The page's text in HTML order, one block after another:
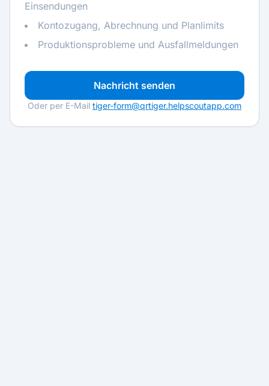
Einsendungen
Kontozugang, Abrechnung und Planlimits
Produktionsprobleme und Ausfallmeldungen
Nachricht senden
Oder per E-Mail tiger-form@qrtiger.helpscoutapp.com